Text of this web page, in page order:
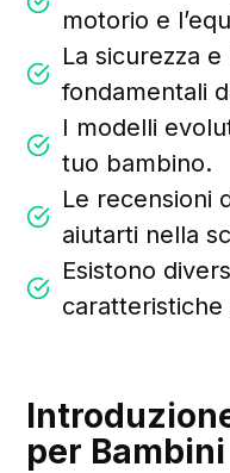
motorio e
La sicurezza
fondamentali
I modelli
tuo bambino.
Le recensioni
aiutarti nella
Esistono
per Bambini